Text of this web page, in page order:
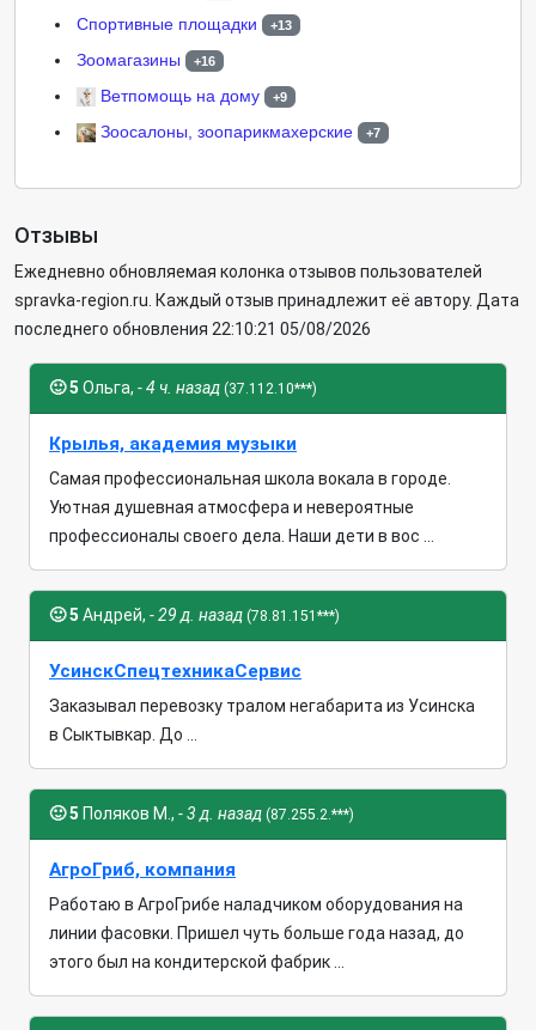
Cпортивные площадки +13
Зоомагазины +16
Ветпомощь на дому +9
Зоосалоны, зоопарикмахерские +7
Отзывы
Ежедневно обновляемая колонка отзывов пользователей
spravka-region.ru. Каждый отзыв принадлежит её автору. Дата
последнего обновления 22:10:21 05/08/2026
🙂5 Ольга, - 4 ч. назад (37.112.10***)
Крылья, академия музыки
Самая профессиональная школа вокала в городе.
Уютная душевная атмосфера и невероятные
профессионалы своего дела. Наши дети в вос ...
🙂5 Андрей, - 29 д. назад (78.81.151***)
УсинскСпецтехникаСервис
Заказывал перевозку тралом негабарита из Усинска
в Сыктывкар. До ...
🙂5 Поляков М., - 3 д. назад (87.255.2.***)
АгроГриб, компания
Работаю в АгроГрибе наладчиком оборудования на
линии фасовки. Пришел чуть больше года назад, до
этого был на кондитерской фабрик ...